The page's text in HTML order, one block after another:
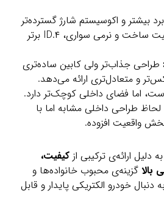
برد بیشتر و اکوسیستم شارژ گسترده‌تر
دارد، اما از نظر کیفیت ساخت و نرمی سواری، ID.۴ برتر
طراحی جذاب‌تر ولی کابین ساده‌تری
اما فضای داخلی کوچک‌تر دارد.
لحاظ طراحی داخلی مشابه اما با
واقعیت افزوده.
کیفیت،
بالا گزینه‌ی محبوب خانواده‌ها و
خودرو الکتریکی پایدار و قابل